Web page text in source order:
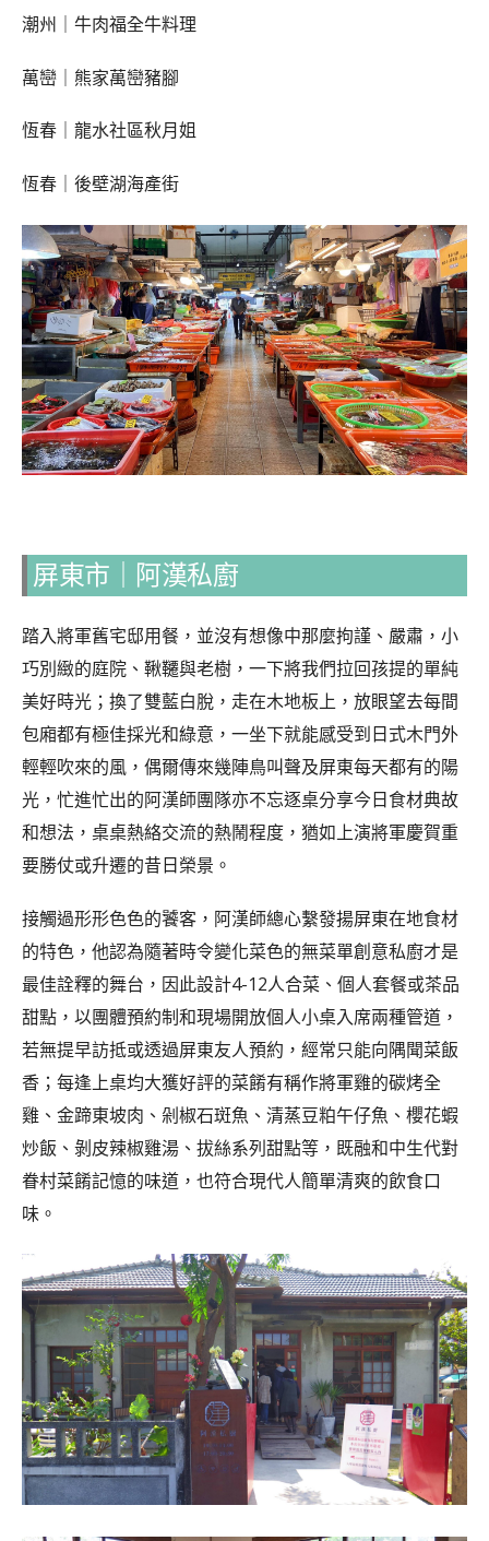
潮州｜牛肉福全牛料理
萬巒｜熊家萬巒豬腳
恆春｜龍水社區秋月姐
恆春｜後壁湖海產街
屏東市 阿漢私廚
踏入將軍舊宅邸用餐，並沒有想像中那麼拘謹、嚴肅，小
巧別緻的庭院、鞦韆與老樹，一下將我們拉回孩提的單純
美好時光；換了雙藍白脫，走在木地板上，放眼望去每間
包廂都有極佳採光和綠意，一坐下就能感受到日式木門外
輕輕吹來的風，偶爾傳來幾陣鳥叫聲及屏東每天都有的陽
光，忙進忙出的阿漢師團隊亦不忘逐桌分享今日食材典故
和想法，桌桌熱絡交流的熱鬧程度，猶如上演將軍慶賀重
要勝仗或升遷的昔日榮景。
接觸過形形色色的饕客，阿漢師總心繫發揚屏東在地食材
的特色，他認為隨著時令變化菜色的無菜單創意私廚才是
最佳詮釋的舞台，因此設計4-12人合菜、個人套餐或茶品
甜點，以團體預約制和現場開放個人小桌入席兩種管道，
若無提早訪抵或透過屏東友人預約，經常只能向隅聞菜飯
香；每逢上桌均大獲好評的菜餚有稱作將軍雞的碳烤全
雞、金蹄東坡肉、剁椒石斑魚、清蒸豆粕午仔魚、櫻花蝦
炒飯、剝皮辣椒雞湯、拔絲系列甜點等，既融和中生代對
眷村菜餚記憶的味道，也符合現代人簡單清爽的飲食口
味。